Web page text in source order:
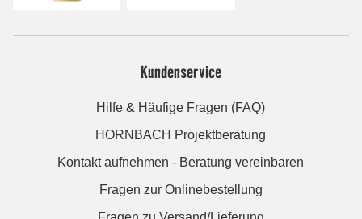
Kundenservice
Hilfe & Häufige Fragen (FAQ)
HORNBACH Projektberatung
Kontakt aufnehmen - Beratung vereinbaren
Fragen zur Onlinebestellung